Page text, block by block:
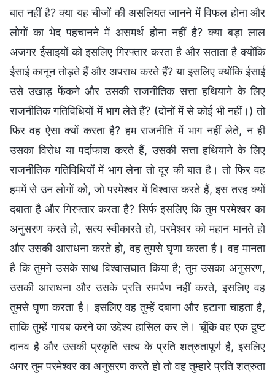
बात नहीं है? क्या यह चीजों की असलियत जानने में विफल होना और
लोगों का भेद पहचानने में असमर्थ होना नहीं है? क्या बड़ा लाल
अजगर ईसाइयों को इसलिए गिरफ्तार करता है और सताता है क्योंकि
ईसाई कानून तोड़ते हैं और अपराध करते हैं? या इसलिए क्योंकि ईसाई
उसे उखाड़ फेंकने और उसकी राजनीतिक सत्ता हथियाने के लिए
राजनीतिक गतिविधियों में भाग लेते हैं? (दोनों में से कोई भी नहीं।) तो
फिर वह ऐसा क्यों करता है? हम राजनीति में भाग नहीं लेते, न ही
उसका विरोध या पर्दाफाश करते हैं, उसकी सत्ता हथियाने के लिए
राजनीतिक गतिविधियों में भाग लेना तो दूर की बात है। तो फिर वह
हममें से उन लोगों को, जो परमेश्वर में विश्वास करते हैं, इस तरह क्यों
दबाता है और गिरफ्तार करता है? सिर्फ इसलिए कि तुम परमेश्वर का
अनुसरण करते हो, सत्य स्वीकारते हो, परमेश्वर को महान मानते हो
और उसकी आराधना करते हो, वह तुमसे घृणा करता है। वह मानता
है कि तुमने उसके साथ विश्वासघात किया है; तुम उसका अनुसरण,
उसकी आराधना और उसके प्रति समर्पण नहीं करते, इसलिए वह
तुमसे घृणा करता है। इसलिए वह तुम्हें दबाना और हटाना चाहता है,
ताकि तुम्हें गायब करने का उद्देश्य हासिल कर ले। चूँकि वह एक दुष्ट
दानव है और उसकी प्रकृति सत्य के प्रति शत्रुतापूर्ण है, इसलिए
अगर तुम परमेश्वर का अनुसरण करते हो तो वह तुम्हारे प्रति शत्रुता